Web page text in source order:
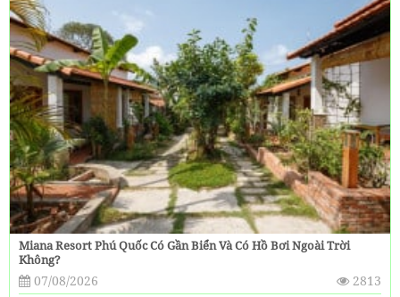
Miana Resort Phú Quốc Có Gần Biển Và Có Hồ Bơi Ngoài Trời
Không?
07/08/2026
2813